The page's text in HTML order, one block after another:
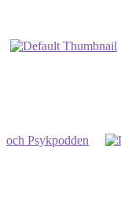
och Psykpodden